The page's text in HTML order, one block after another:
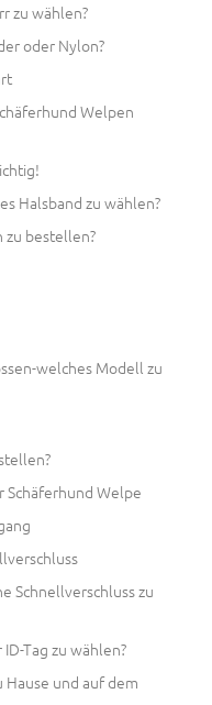
zu wählen?
oder Nylon?
Welpen
Halsband zu wählen?
zu bestellen?
welches Modell zu
Schäferhund Welpe
Schnellverschluss zu
Tag zu wählen?
Hause und auf dem